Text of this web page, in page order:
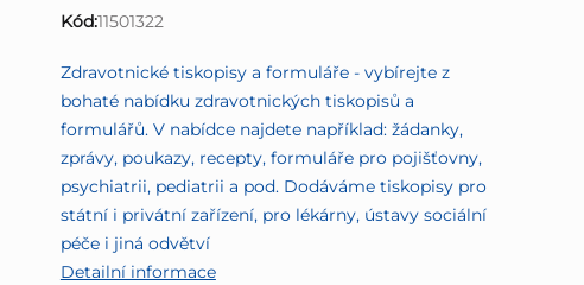
0,0
hvězdiček.
Kód:11501322
Zdravotnické tiskopisy a formuláře - vybírejte z
bohaté nabídku zdravotnických tiskopisů a
formulářů. V nabídce najdete například: žádanky,
zprávy, poukazy, recepty, formuláře pro pojišťovny,
psychiatrii, pediatrii a pod. Dodáváme tiskopisy pro
státní i privátní zařízení, pro lékárny, ústavy sociální
péče i jiná odvětví
Detailní informace